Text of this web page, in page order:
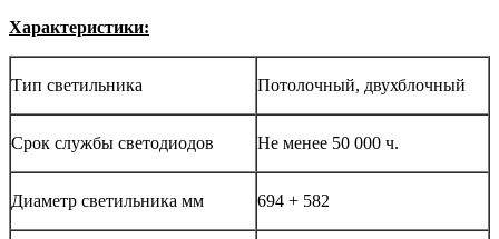
Характеристики:
Тип светильника Потолочный, двухблочный
Срок службы светодиодов Не менее 50 000 ч.
Диаметр светильника мм 694 + 582